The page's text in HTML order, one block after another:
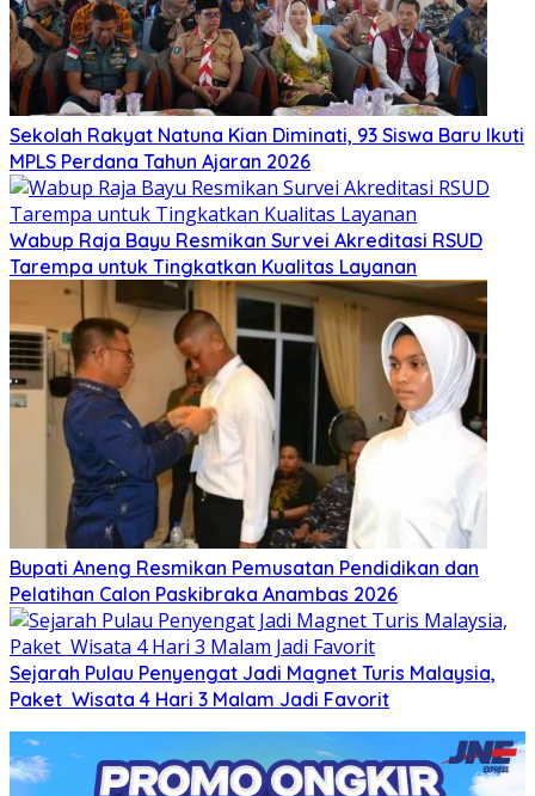
Sekolah Rakyat Natuna Kian Diminati, 93 Siswa Baru Ikuti
MPLS Perdana Tahun Ajaran 2026
Wabup Raja Bayu Resmikan Survei Akreditasi RSUD
Tarempa untuk Tingkatkan Kualitas Layanan
Bupati Aneng Resmikan Pemusatan Pendidikan dan
Pelatihan Calon Paskibraka Anambas 2026
Sejarah Pulau Penyengat Jadi Magnet Turis Malaysia,
Paket Wisata 4 Hari 3 Malam Jadi Favorit